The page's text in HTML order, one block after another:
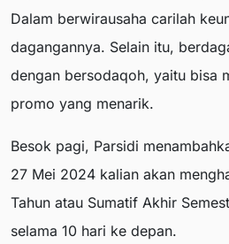
Dalam berwirausaha carilah
dagangannya. Selain itu,
dengan bersodaqoh, yaitu bisa
promo yang menarik.
Besok pagi, Parsidi
27 Mei 2024 kalian akan
Tahun atau Sumatif Akhir
selama 10 hari ke depan.